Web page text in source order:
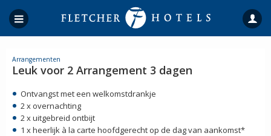
Arrangementen
Leuk voor 2 Arrangement 3 dagen
Ontvangst met een welkomstdrankje
2 x overnachting
2 x uitgebreid ontbijt
1 x heerlijk à la carte hoofdgerecht op de dag van aankomst*